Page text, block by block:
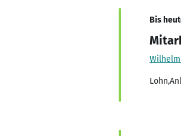
Bis